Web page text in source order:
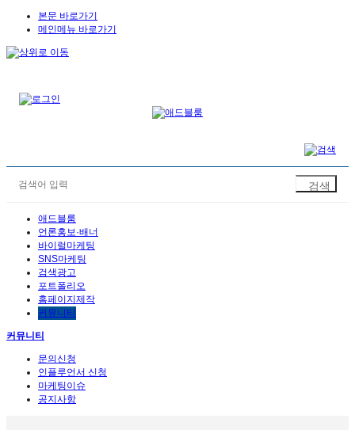
본문 바로가기
메인메뉴 바로가기
애드블룸
언론홍보·배너
바이럴마케팅
SNS마케팅
검색광고
포트폴리오
홈페이지제작
커뮤니티
커뮤니티
문의신청
인플루언서 신청
마케팅이슈
공지사항